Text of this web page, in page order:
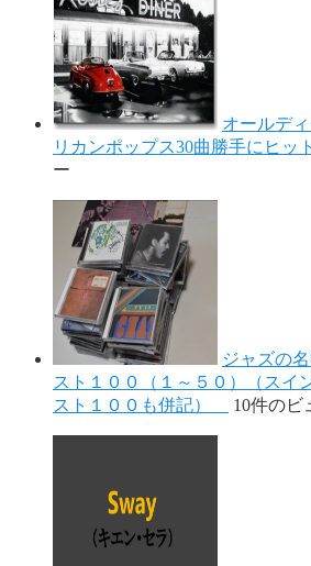
オールデ
リカンポップス30曲勝手にヒッ
ー
ジャズの
スト１００（１～５０）（スイ
スト１００も併記）
10件のビ